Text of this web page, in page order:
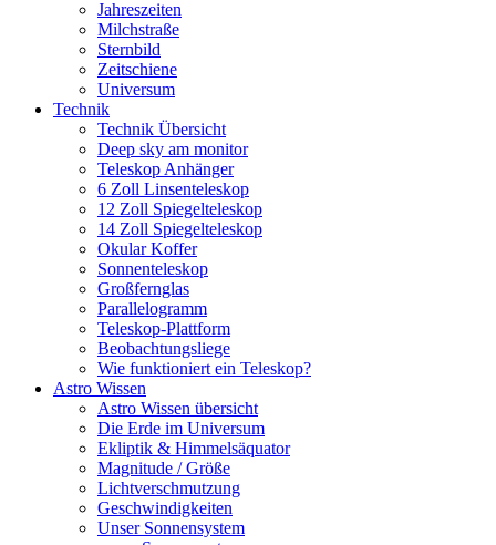
Jahreszeiten
Milchstraße
Sternbild
Zeitschiene
Universum
Technik
Technik Übersicht
Deep sky am monitor
Teleskop Anhänger
6 Zoll Linsenteleskop
12 Zoll Spiegelteleskop
14 Zoll Spiegelteleskop
Okular Koffer
Sonnenteleskop
Großfernglas
Parallelogramm
Teleskop-Plattform
Beobachtungsliege
Wie funktioniert ein Teleskop?
Astro Wissen
Astro Wissen übersicht
Die Erde im Universum
Ekliptik & Himmelsäquator
Magnitude / Größe
Lichtverschmutzung
Geschwindigkeiten
Unser Sonnensystem